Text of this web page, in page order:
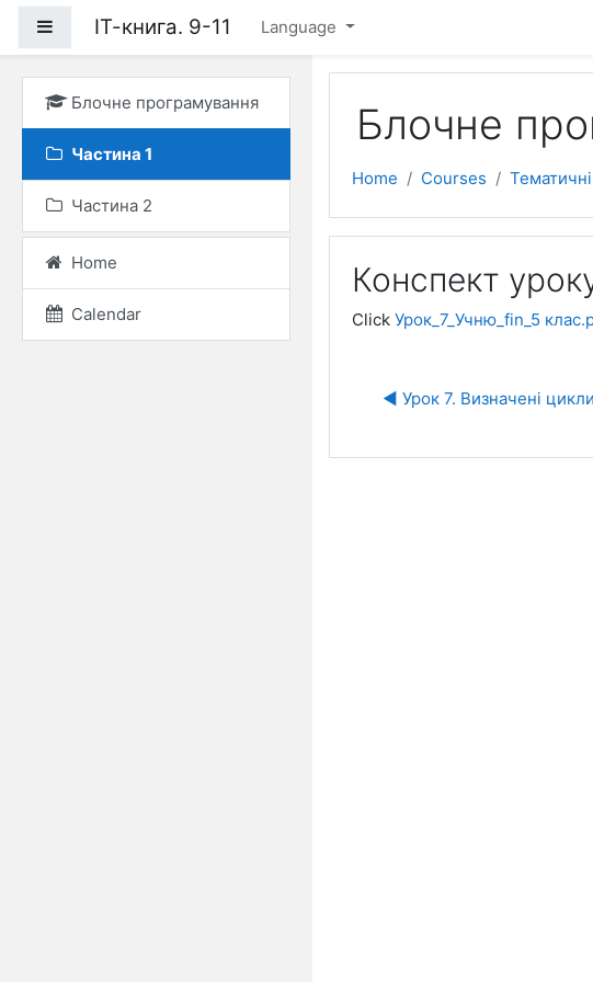
Side panel
ІТ-книга. 9-11 Language
Блочне програмування
Частина 1
Частина 2
Home
Calendar
Блочне
Home Courses
Конспект
Click Урок_7_Учню_fin_5
◀︎ Урок 7. Визначені цикли